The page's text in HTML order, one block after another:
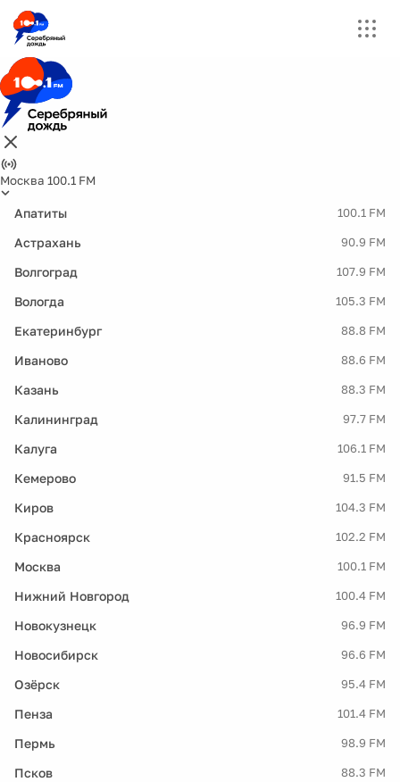
Москва 100.1 FM
Апатиты 100.1 FM
Астрахань 90.9 FM
Волгоград 107.9 FM
Вологда 105.3 FM
Екатеринбург 88.8 FM
Иваново 88.6 FM
Казань 88.3 FM
Калининград 97.7 FM
Калуга 106.1 FM
Кемерово 91.5 FM
Киров 104.3 FM
Красноярск 102.2 FM
Москва 100.1 FM
Нижний Новгород 100.4 FM
Новокузнецк 96.9 FM
Новосибирск 96.6 FM
Озёрск 95.4 FM
Пенза 101.4 FM
Пермь 98.9 FM
Псков 88.3 FM